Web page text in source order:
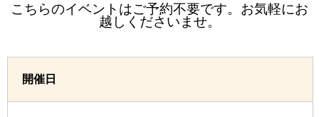
こちらのイベントはご予約不要です。お気軽にお
越しくださいませ。
開催日